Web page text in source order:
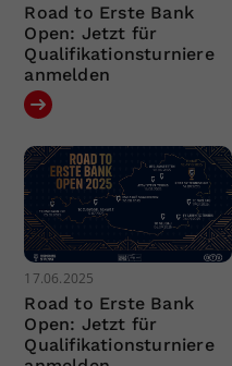
Road to Erste Bank
Open: Jetzt für
Qualifikationsturniere
anmelden
17.06.2025
Road to Erste Bank
Open: Jetzt für
Qualifikationsturniere